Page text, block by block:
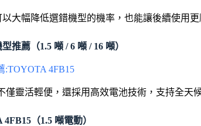
大幅降低選錯機型的機率，也能讓後續使用更
推薦（1.5 噸 / 6 噸 / 16 噸）
僅靈活輕便，還採用高效電池技術，支持全天
（1.5 噸電動）